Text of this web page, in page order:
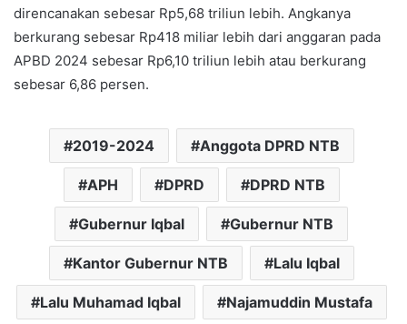
direncanakan sebesar Rp5,68 triliun lebih. Angkanya
berkurang sebesar Rp418 miliar lebih dari anggaran pada
APBD 2024 sebesar Rp6,10 triliun lebih atau berkurang
sebesar 6,86 persen.
2019-2024 Anggota DPRD NTB
APH DPRD DPRD NTB
Gubernur Iqbal Gubernur NTB
Kantor Gubernur NTB Lalu Iqbal
Lalu Muhamad Iqbal Najamuddin Mustafa